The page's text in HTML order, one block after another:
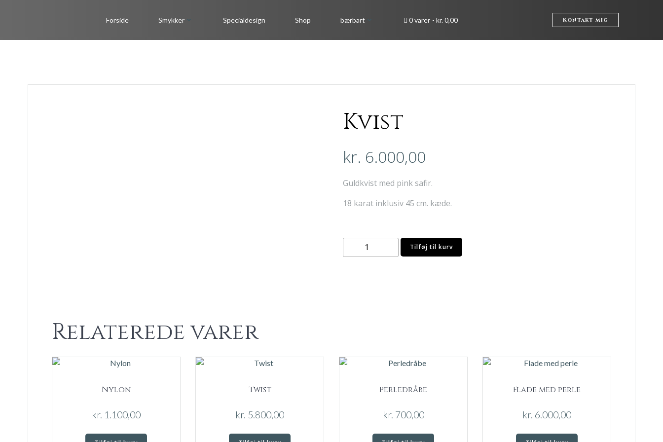
Forside Smykker Specialdesign Shop bærbart 0 varer kr. 0,00 Kontakt mig
Kvist
kr. 6.000,00
Guldkvist med pink safir.
18 karat inklusiv 45 cm. kæde.
antal
Tilføj til kurv
Relaterede varer
Nylon
kr. 1.100,00
Twist
kr. 5.800,00
Perledråbe
kr. 700,00
Flade med perle
kr. 6.000,00